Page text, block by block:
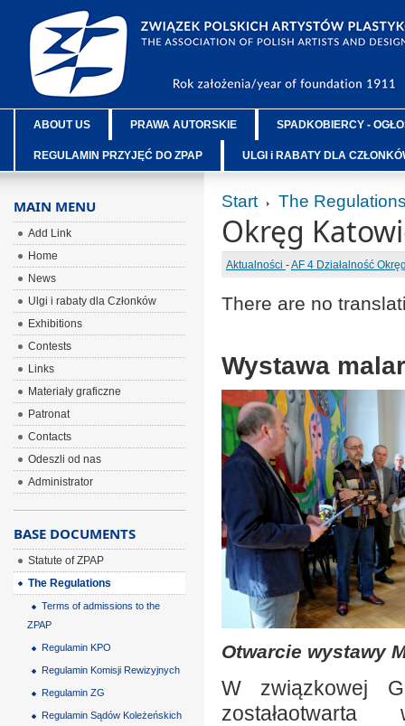
ABOUT US PRAWA AUTORSKIE SPADKOBIERCY -
REGULAMIN PRZYJĘĆ DO ZPAP ULGI i RABATY DLA
Start The
Okręg
Aktualności -AF 4 Działalność
There are no
Wystawa
Otwarcie wystawy
W związkowej
zostałaotwarta
MAIN MENU
Add Link
Home
News
Ulgi i rabaty dla Członków
Exhibitions
Contests
Links
Materiały graficzne
Patronat
Contacts
Odeszli od nas
Administrator
BASE DOCUMENTS
Statute of ZPAP
The Regulations
Terms of admissions to the
ZPAP
Regulamin KPO
Regulamin Komisji Rewizyjnych
Regulamin ZG
Regulamin Sądów Koleżeńskich